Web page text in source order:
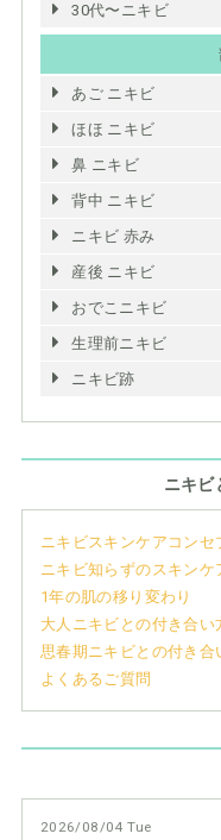
30代〜ニキビ
あご ニキビ
ほほ ニキビ
鼻 ニキビ
背中 ニキビ
ニキビ 赤み
産後 ニキビ
おでこニキビ
生理前ニキビ
ニキビ跡
ニキビ
ニキビスキンケアコンセ
ニキビ知らずのスキンケ
1年の肌の移り変わり
大人ニキビとの付き合い
思春期ニキビとの付き合
よくあるご質問
2026/08/04 Tue